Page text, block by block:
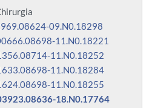
09.N0.18298
11.N0.18221
11.N0.18252
11.N0.18284
11.N0.18255
18.N0.17764